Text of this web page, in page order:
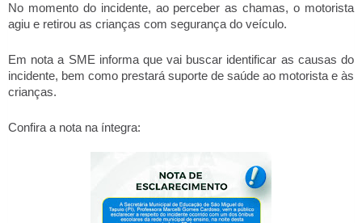
No momento do incidente, ao perceber as chamas, o motorista
agiu e retirou as crianças com segurança do veículo.
Em nota a SME informa que vai buscar identificar as causas do
incidente, bem como prestará suporte de saúde ao motorista e às
crianças.
Confira a nota na íntegra: